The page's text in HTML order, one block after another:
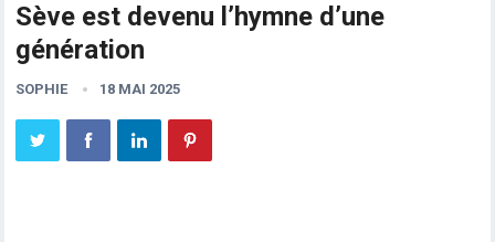
Sève est devenu l’hymne d’une
génération
SOPHIE 18 MAI 2025